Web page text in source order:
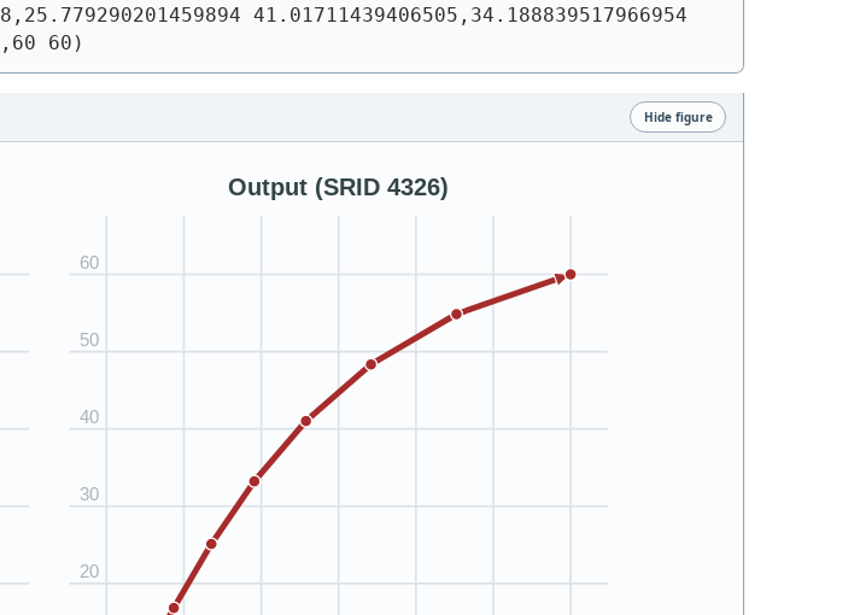
41.01711439406505,34.188839517966954
60)
Hide figure